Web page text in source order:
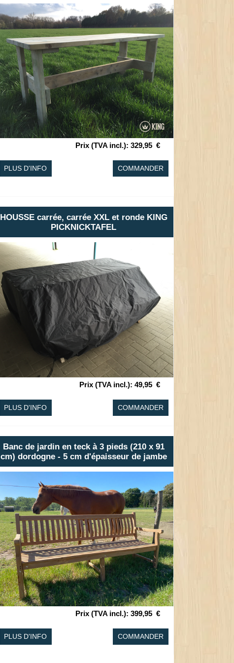
Prix (TVA incl.): 329,95 €
PLUS D'INFO COMMANDER
HOUSSE carrée, carrée XXL et ronde KING
PICKNICKTAFEL
Prix (TVA incl.): 49,95 €
PLUS D'INFO COMMANDER
Banc de jardin en teck à 3 pieds (210 x 91
cm) dordogne - 5 cm d'épaisseur de jambe
Prix (TVA incl.): 399,95 €
PLUS D'INFO COMMANDER